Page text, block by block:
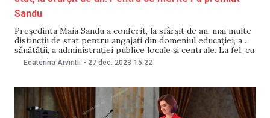
Sandu
Președinta Maia Sandu a conferit, la sfârșit de an, mai multe
distincții de stat pentru angajați din domeniul educației, a
sănătății, a administrației publice locale și centrale. La fel, cu
distincții s-au ales, potrivit Președinției, mai mulți sportivi,
Ecaterina Arvintii - 27 dec. 2023 15:22